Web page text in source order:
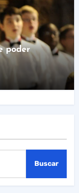
poder
Buscar